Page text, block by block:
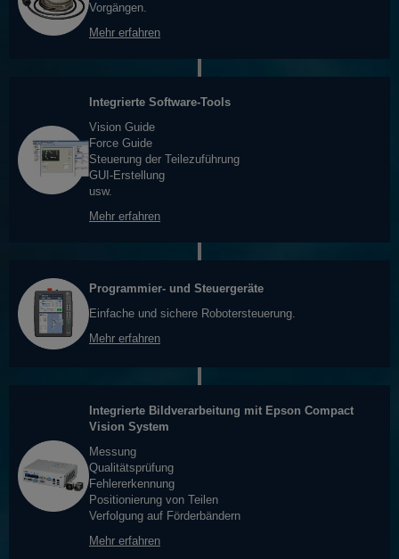
Vorgängen.
Mehr erfahren
Integrierte Software-Tools
Vision Guide
Force Guide
Steuerung der Teilezuführung
GUI-Erstellung
usw.
Mehr erfahren
Programmier- und Steuergeräte
Einfache und sichere Robotersteuerung.
Mehr erfahren
Integrierte Bildverarbeitung mit Epson Compact
Vision System
Messung
Qualitätsprüfung
Fehlererkennung
Positionierung von Teilen
Verfolgung auf Förderbändern
Mehr erfahren